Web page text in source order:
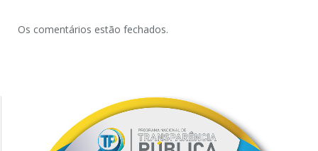
Os comentários estão fechados.